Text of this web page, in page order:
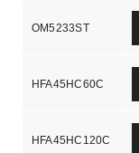
OM5233ST
HFA45HC60C
HFA45HC120C